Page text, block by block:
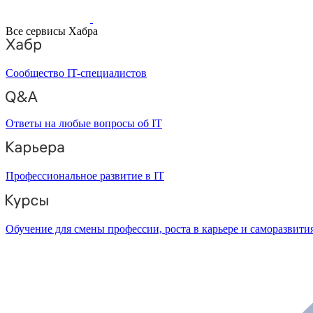
Все сервисы Хабра
Сообщество IT-специалистов
Ответы на любые вопросы об IT
Профессиональное развитие в IT
Обучение для смены профессии, роста в карьере и